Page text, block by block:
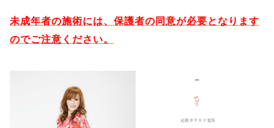
未成年者の施術には、保護者の同意が必要となります
のでご注意ください。